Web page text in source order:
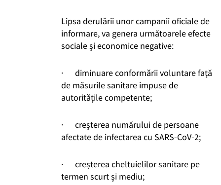
Lipsa derulării unor campanii oficiale de
informare, va genera următoarele efecte
sociale și economice negative:
· diminuare conformării voluntare față
de măsurile sanitare impuse de
autoritățile competente;
· creșterea numărului de persoane
afectate de infectarea cu SARS-CoV-2;
· creșterea cheltuielilor sanitare pe
termen scurt și mediu;